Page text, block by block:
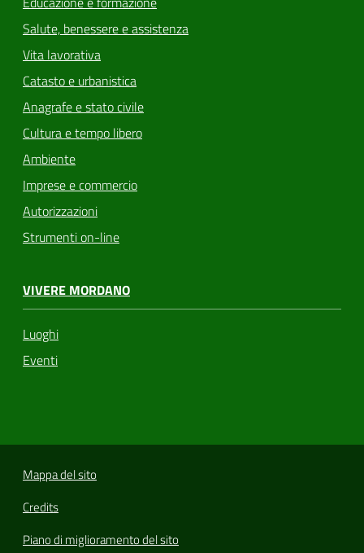
Salute, benessere e assistenza
Vita lavorativa
Catasto e urbanistica
Anagrafe e stato civile
Cultura e tempo libero
Ambiente
Imprese e commercio
Autorizzazioni
Strumenti on-line
VIVERE MORDANO
Luoghi
Eventi
Mappa del sito
Credits
Piano di miglioramento del sito